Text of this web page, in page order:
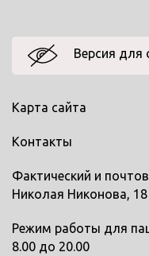
Версия для
Карта сайта
Контакты
Фактический и
Николая Никонова, 18
Режим работы для
8.00 до 20.00